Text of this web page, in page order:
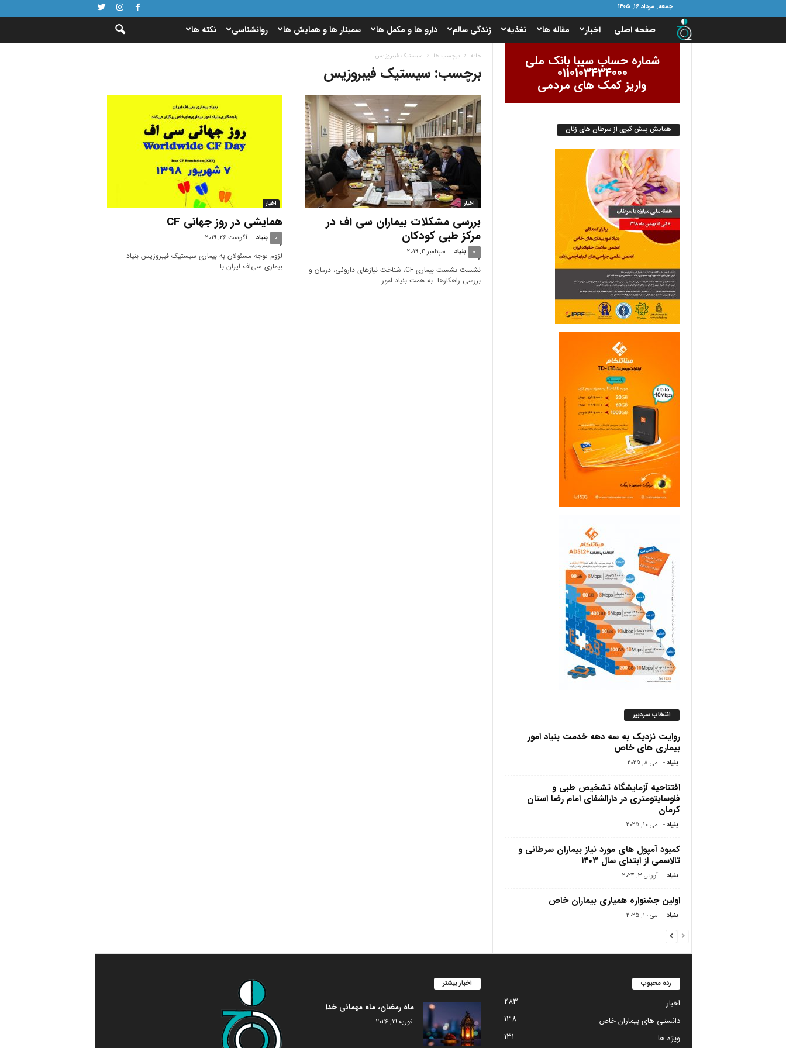
جمعه, مرداد ۱۶, ۱۴۰۵
ا
د
م
و
ر
ی
م
ی
ا
خ
ص
صفحه اصلی اخبار مقاله ها تغذیه زندگی سالم دارو ها و مکمل ها سمینار ها و همایش ها روانشناسی نکته ها
خانه برچسب ها سیستیک فیبروزیس
برچسب: سیستیک فیبروزیس
اخبار
بررسی مشکلات بیماران سی اف در
مرکز طبی کودکان
بنیاد - سپتامبر 4, 2019 0
نشست نشست بیماری CF، شناخت نیازهای داروئی، درمان و
بررسی راهکارها به همت بنیاد امور...
اخبار
همایشی در روز جهانی CF
بنیاد - آگوست 26, 2019 0
لزوم توجه مسئولان به بیماری سیستیک فیبروزیس بنیاد
بیماری سی‌اف ایران با...
شماره حساب سیبا بانک ملی
0110103434000
واریز کمک های مردمی
همایش پیش گیری از سرطان های زنان
انتخاب سردبیر
روایت نزدیک به سه دهه خدمت بنیاد امور
بیماری های خاص
بنیاد - می 8, 2025
افتتاحیه آزمایشگاه تشخیص طبی و
فلوسایتومتری در دارالشفای امام رضا استان
کرمان
بنیاد - می 10, 2025
کمبود آمپول های مورد نیاز بیماران سرطانی و
تالاسمی از ابتدای سال ۱۴۰۳
بنیاد - آوریل 3, 2024
اولین جشنواره همیاری بیماران خاص
بنیاد - می 10, 2025
اخبار بیشتر
ماه رمضان، ماه مهمانی خدا
فوریه 19, 2026
رده محبوب
اخبار
283
دانستی های بیماران خاص
138
ویژه ها
131